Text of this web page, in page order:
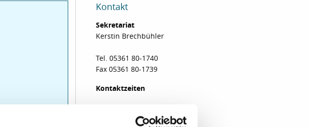
Kontakt
Sekretariat
Kerstin Brechbühler
Tel. 05361 80-1740
Fax 05361 80-1739
Kontaktzeiten
8 - 14 Uhr